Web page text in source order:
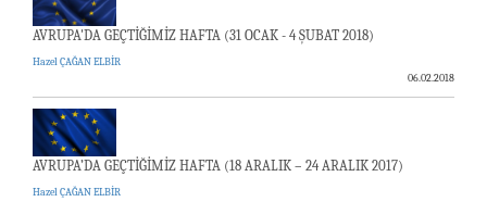
AVRUPA'DA GEÇTİĞİMİZ HAFTA (31 OCAK - 4 ŞUBAT 2018)
Hazel ÇAĞAN ELBİR
06.02.2018
AVRUPA’DA GEÇTİĞİMİZ HAFTA (18 ARALIK – 24 ARALIK 2017)
Hazel ÇAĞAN ELBİR